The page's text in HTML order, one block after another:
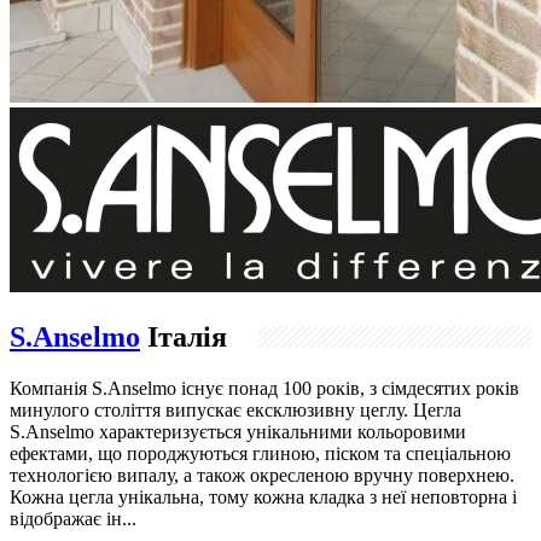
S.Anselmo Італія
Компанія S.Anselmo існує понад 100 років, з сімдесятих років
минулого століття випускає ексклюзивну цеглу. Цегла
S.Anselmo характеризується унікальними кольоровими
ефектами, що породжуються глиною, піском та спеціальною
технологією випалу, а також окресленою вручну поверхнею.
Кожна цегла унікальна, тому кожна кладка з неї неповторна і
відображає ін...